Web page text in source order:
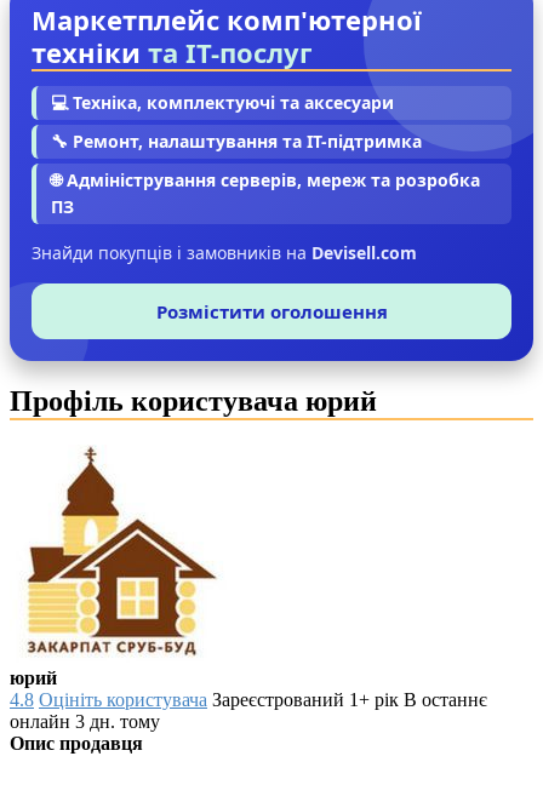
Маркетплейс комп'ютерної
техніки та IT-послуг
💻 Техніка, комплектуючі та аксесуари
🔧 Ремонт, налаштування та IT-підтримка
🌐 Адміністрування серверів, мереж та розробка
ПЗ
Знайди покупців і замовників на Devisell.com
Розмістити оголошення
Профіль користувача юрий
юрий
4.8 Оцініть користувача Зареєстрований 1+ рік В останнє
онлайн 3 дн. тому
Опис продавця